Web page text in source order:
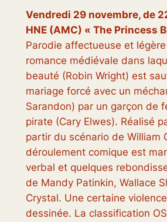
Vendredi 29 novembre, de
HNE (AMC) « The Princess
Parodie affectueuse et légère
romance médiévale dans
beauté (Robin Wright) est
mariage forcé avec un
Sarandon) par un garçon de
pirate (Cary Elwes). Réalisé
partir du scénario de William
déroulement comique est
verbal et quelques
de Mandy Patinkin, Wallace
Crystal. Une certaine
dessinée. La classification